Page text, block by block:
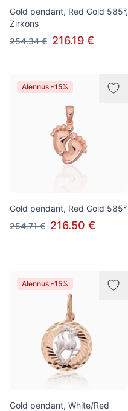
Gold pendant, Red Gold 585°,
Zirkons
254.34 € 216.19 €
Alennus -15%
Gold pendant, Red Gold 585°
254.71 € 216.50 €
Alennus -15%
Gold pendant, White/Red